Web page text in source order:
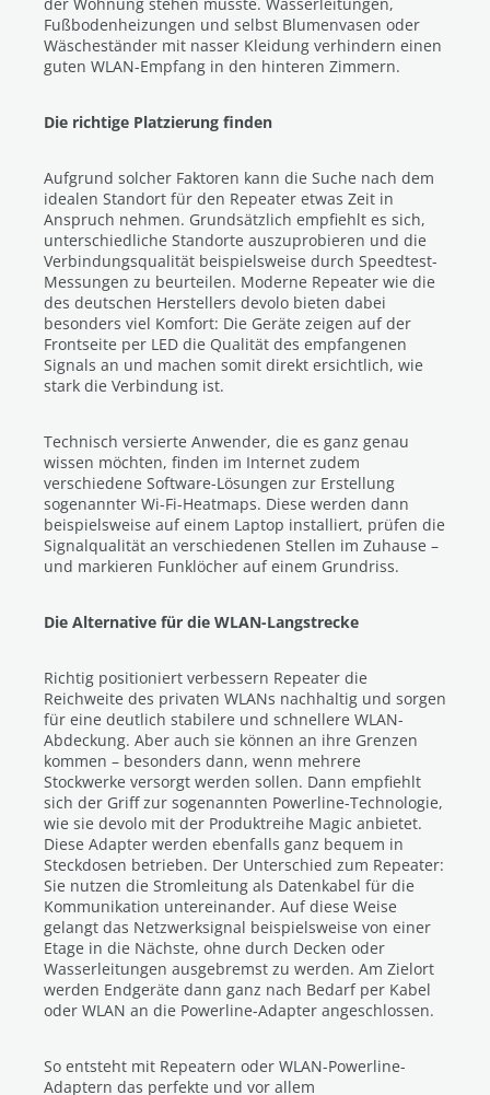
Fußbodenheizungen und selbst Blumenvasen oder
Wäscheständer mit nasser Kleidung verhindern einen
guten WLAN-Empfang in den hinteren Zimmern.
Die richtige Platzierung finden
Aufgrund solcher Faktoren kann die Suche nach dem
idealen Standort für den Repeater etwas Zeit in
Anspruch nehmen. Grundsätzlich empfiehlt es sich,
unterschiedliche Standorte auszuprobieren und die
Verbindungsqualität beispielsweise durch Speedtest-
Messungen zu beurteilen. Moderne Repeater wie die
des deutschen Herstellers devolo bieten dabei
besonders viel Komfort: Die Geräte zeigen auf der
Frontseite per LED die Qualität des empfangenen
Signals an und machen somit direkt ersichtlich, wie
stark die Verbindung ist.
Technisch versierte Anwender, die es ganz genau
wissen möchten, finden im Internet zudem
verschiedene Software-Lösungen zur Erstellung
sogenannter Wi-Fi-Heatmaps. Diese werden dann
beispielsweise auf einem Laptop installiert, prüfen die
Signalqualität an verschiedenen Stellen im Zuhause –
und markieren Funklöcher auf einem Grundriss.
Die Alternative für die WLAN-Langstrecke
Richtig positioniert verbessern Repeater die
Reichweite des privaten WLANs nachhaltig und sorgen
für eine deutlich stabilere und schnellere WLAN-
Abdeckung. Aber auch sie können an ihre Grenzen
kommen – besonders dann, wenn mehrere
Stockwerke versorgt werden sollen. Dann empfiehlt
sich der Griff zur sogenannten Powerline-Technologie,
wie sie devolo mit der Produktreihe Magic anbietet.
Diese Adapter werden ebenfalls ganz bequem in
Steckdosen betrieben. Der Unterschied zum Repeater:
Sie nutzen die Stromleitung als Datenkabel für die
Kommunikation untereinander. Auf diese Weise
gelangt das Netzwerksignal beispielsweise von einer
Etage in die Nächste, ohne durch Decken oder
Wasserleitungen ausgebremst zu werden. Am Zielort
werden Endgeräte dann ganz nach Bedarf per Kabel
oder WLAN an die Powerline-Adapter angeschlossen.
So entsteht mit Repeatern oder WLAN-Powerline-
Adaptern das perfekte und vor allem